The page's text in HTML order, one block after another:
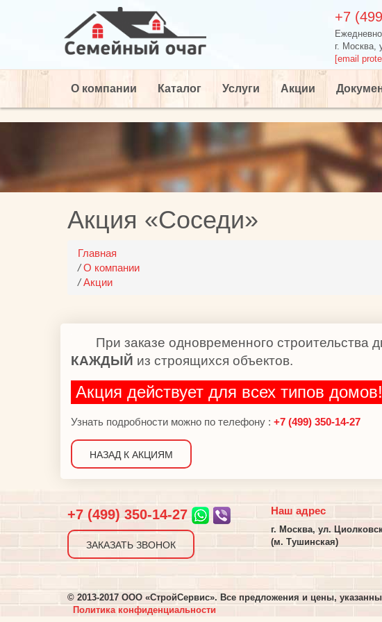
+7
г. Москва,
[email
О компании Каталог Услуги Акции
Акция «Соседи»
Главная
/О компании
/Акции
При заказе одновременного строительства
КАЖДЫЙ из строящихся объектов.
Акция действует для всех типов
Узнать подробности можно по телефону : +7 (499) 350-14-27
НАЗАД К АКЦИЯМ
+7 (499) 350-14-27
ЗАКАЗАТЬ ЗВОНОК
Наш адрес
г. Москва, ул.
(м. Тушинская)
© 2013-2017 ООО «СтройСервис». Все предложения и цены,
Политика конфиденциальности